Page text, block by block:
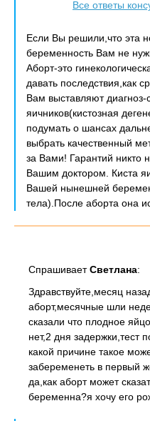
Все ответы
Если Вы решили,что эта
беременность Вам не
Аборт-это
давать последствия,как
Вам выставляют диагноз-
яичников(кистозная
подумать о шансах
выбрать качественный
за Вами! Гарантий никто
Вашим доктором. Киста
Вашей нынешней
тела).После аборта она
СпрашиваетСветлана:
Здравствуйте,месяц
аборт,месячные шли
сказали что плодное
нет,2 дня задержки,тест
какой причине такое
забеременеть в первый
да,как аборт может
беременна?я хочу его